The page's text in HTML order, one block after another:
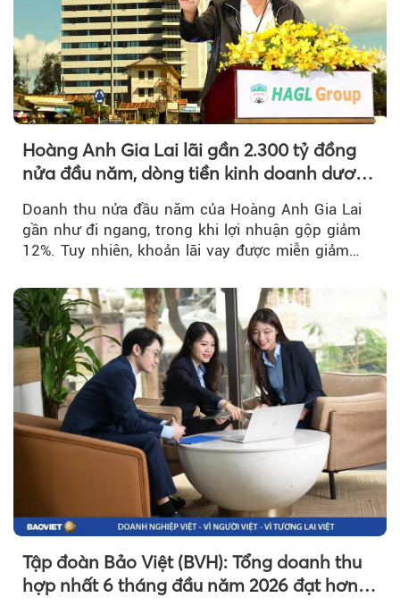
Hoàng Anh Gia Lai lãi gần 2.300 tỷ đồng
nửa đầu năm, dòng tiền kinh doanh dương
Doanh thu nửa đầu năm của Hoàng Anh Gia Lai
gần như đi ngang, trong khi lợi nhuận gộp giảm
12%. Tuy nhiên, khoản lãi vay được miễn giảm
Tập đoàn Bảo Việt (BVH): Tổng doanh thu
hợp nhất 6 tháng đầu năm 2026 đạt hơn